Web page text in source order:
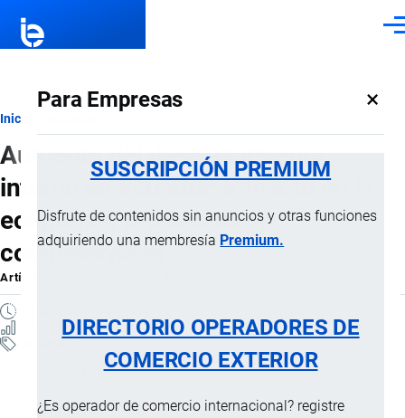
Para Empresas ×
SUSCRIPCIÓN PREMIUM
Disfrute de contenidos sin anuncios y otras funciones
adquiriendo una membresía Premium.
DIRECTORIO OPERADORES DE
COMERCIO EXTERIOR
¿Es operador de comercio internacional? registre
Ruta
de
navegación
Inicio
Aumento del desplazamiento
interno en Ecuador: Impacto en la
economía, producción y
competitividad
Artículo
6 VISTAS